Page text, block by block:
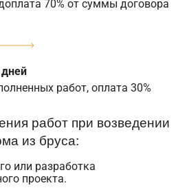
70% от суммы договора
дней
работ, оплата 30%
работ при возведении
из бруса:
или разработка
проекта.